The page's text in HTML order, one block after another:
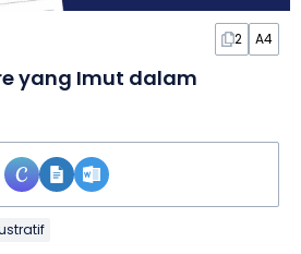
2 A4
yang Imut dalam